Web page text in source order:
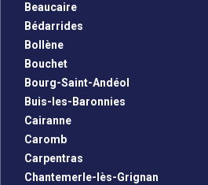
Beaucaire
Bédarrides
Bollène
Bouchet
Bourg-Saint-Andéol
Buis-les-Baronnies
Cairanne
Caromb
Carpentras
Chantemerle-lès-Grignan